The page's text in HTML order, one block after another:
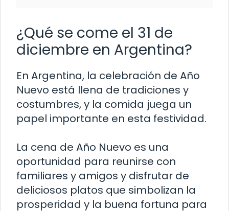
¿Qué se come el 31 de
diciembre en Argentina?
En Argentina, la celebración de Año
Nuevo está llena de tradiciones y
costumbres, y la comida juega un
papel importante en esta festividad.
La cena de Año Nuevo es una
oportunidad para reunirse con
familiares y amigos y disfrutar de
deliciosos platos que simbolizan la
prosperidad y la buena fortuna para